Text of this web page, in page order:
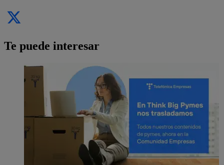
Te puede interesar